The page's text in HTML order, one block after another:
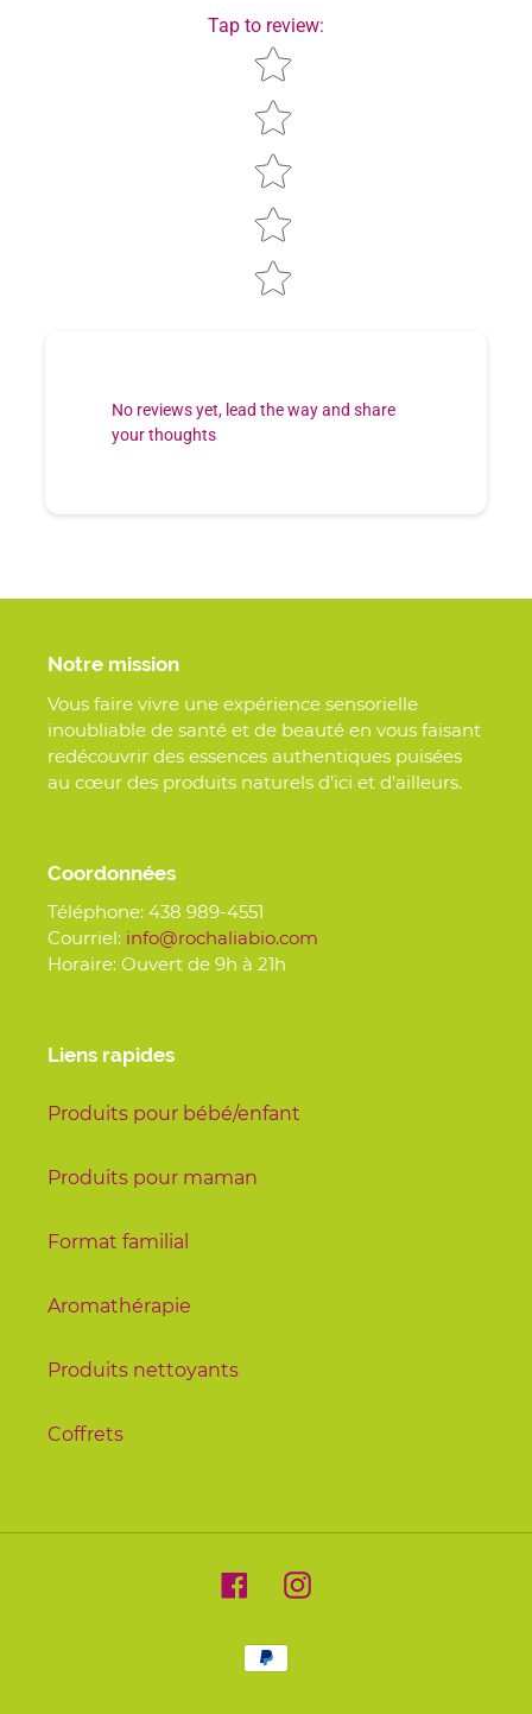
Tap to review:
Star rating
No reviews yet, lead the way and share
your thoughts
Notre mission
Vous faire vivre une expérience sensorielle
inoubliable de santé et de beauté en vous faisant
redécouvrir des essences authentiques puisées
au cœur des produits naturels d’ici et d’ailleurs.
Coordonnées
Téléphone: 438 989-4551
Courriel: info@rochaliabio.com
Horaire: Ouvert de 9h à 21h
Liens rapides
Produits pour bébé/enfant
Produits pour maman
Format familial
Aromathérapie
Produits nettoyants
Coffrets
FacebookInstagram
Moyens
de